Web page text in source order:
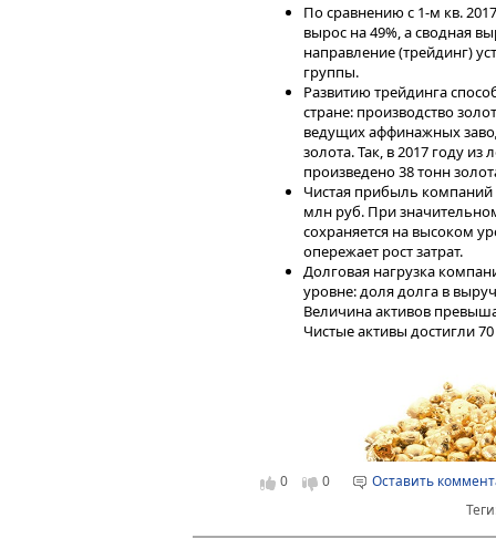
Финансовая нестабильность
Впервые во 2-м квартале 2018
эшелона. Еще 13 допускают
— новые эмитенты,
эмитентов третьего эшелона
Например, дефолты допустили
лицензии),
«ПромСвязьБанка» на санацию)
Риск инвестиций в облигации
По сравнению с 1-м кв.
вырос на 49%, а сводная
направление (трейдинг)
группы.
Развитию трейдинга
стране: производство
ведущих аффинажных
золота. Так, в 2017 году
произведено 38 тонн
Чистая прибыль компаний
млн руб. При
сохраняется на высоком
опережает рост затрат.
Долговая нагрузка
уровне: доля долга в
Величина активов
Чистые активы достигли
0 0
Оставить